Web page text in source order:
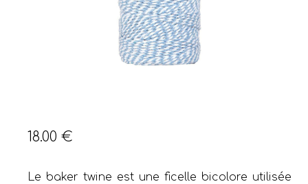
18.00€
Le baker twine est une ficelle bicolore utilisée